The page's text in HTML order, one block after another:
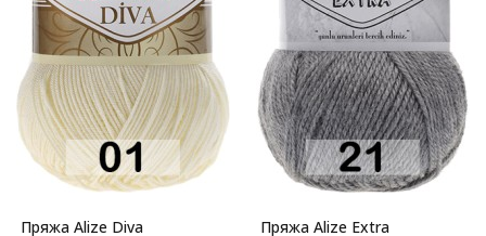
Пряжа Alize Diva Пряжа Alize Extra